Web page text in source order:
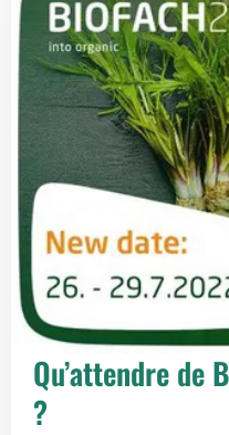
Qu’attendre de
?